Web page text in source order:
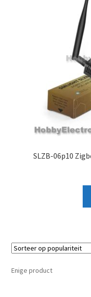
SLZB-06p10
Enige product